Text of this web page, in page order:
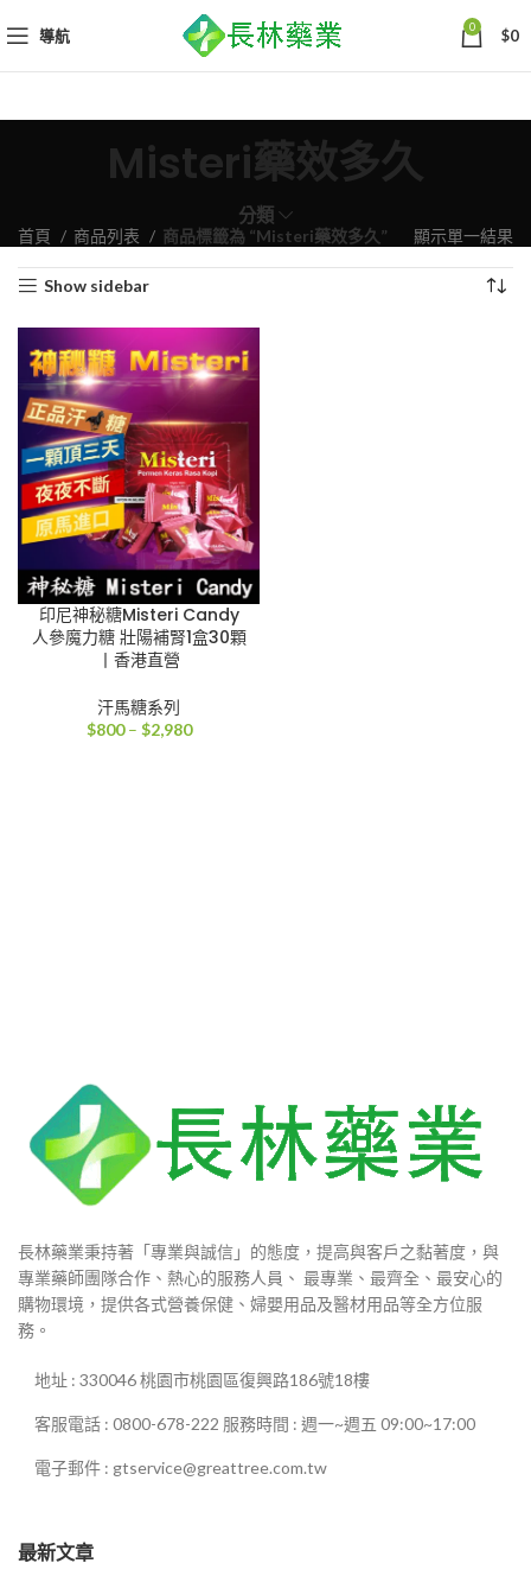
導航 0 $0
Misteri藥效多久
分類
首頁 商品列表 商品標籤為 “Misteri藥效多久” 顯示單一結果
Show sidebar
印尼神秘糖Misteri Candy
人參魔力糖 壯陽補腎1盒30顆
丨香港直營
汗馬糖系列
$800 – $2,980價
長林藥業秉持著「專業與誠信」的態度，提高與客戶之黏著度，與
專業藥師團隊合作、熱心的服務人員、 最專業、最齊全、最安心的
購物環境，提供各式營養保健、婦嬰用品及醫材用品等全方位服
務。
地址 : 330046 桃園市桃園區復興路186號18樓
客服電話 : 0800-678-222 服務時間 : 週一~週五 09:00~17:00
電子郵件 : gtservice@greattree.com.tw
最新文章